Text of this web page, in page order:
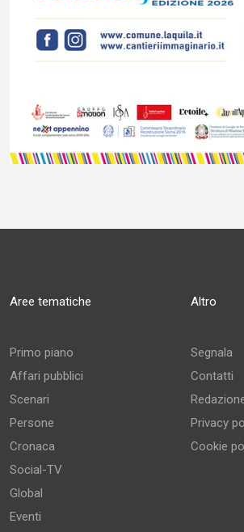
Aree tematiche
Primo piano
Affari pubblici
Scenari
Persone
Cronaca
Social-TV
Global
Eventi
Altro
Segnala
Contatti
Privacy
Cookie